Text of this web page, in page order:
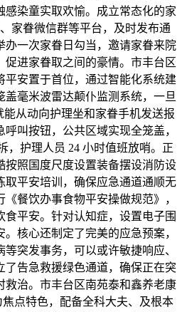
感染童实取欢愉。成立常态化的家
家眷微信群等平台，及时发布通
办一次家眷日勾当，邀请家眷来院
促进家眷取之间的豪情。市丰台区
平安置于首位，通过智能化系统建
盖毫米波雷达颠仆监测系统，一旦
从动向护理坐和家眷手机发送报
叫按钮，公共区域实现全笼盖，
，护理人员 24 小时值班放哨。正
按照国度尺度设置装备摆设消防设
取平安培训，确保应急通道通顺无
餐饮办事食物平安操做规范》，
食平安。针对认知症，设置电子围
核心还制定了完美的应急预案，
突发事务，可以或许敏捷响应、
了告急救援绿色通道，确保正在突
救治。市丰台区南苑泰和鑫养老康
点特色，配备全科大夫、及根本